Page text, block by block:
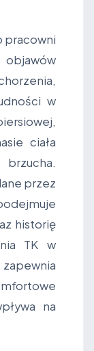
pracowni
objawów
w
ciała
przez
historię
TK w
na